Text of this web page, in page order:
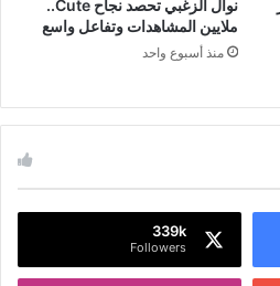
نوال الزغبي تحصد نجاح Cute..
ملايين المشاهدات وتفاعل واسع
منذ أسبوع واحد
339k
Followers